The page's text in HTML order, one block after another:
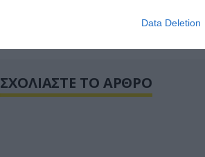
Data Deletion
ΣΧΟΛΙΑΣΤΕ ΤΟ ΑΡΘΡΟ